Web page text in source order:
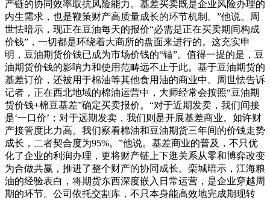
产链的协同效率取抗风险能力。基差买卖既是企业风险办理的
内生需求，也是鞭策财产高质量成长的环节机制。”他说。周
世怯暗示，现正在豆油每天的报价“必需是正在买卖期间构成
价钱”，一切都是环绕着大商所的盘面来进行的。这充实申
明，豆油期货价钱已成为市场价钱的“锚”。值得一提的是，豆
油期货价钱的影响力和使用范畴远不止于此。基于豆油期货的
基差订价，还被用于棉油等其他食用油的商业中。周世怯告诉
记者，正在西北地域的棉油运营中，大师经常会按照“豆油期
货价钱+棉豆基差”确定买卖报价。“对于近期发卖，我们间接
是‘一口价’；对于远期发卖，我们则是开展基差商业。如许财
产接管度比力高。我们察看棉油和豆油期货三年间的价钱走势
成长，二者契合度为95%。”他说。基差商业的普及，不只优
化了企业的利润办理，更将财产链上下逛关系从零和博弈改变
为合做共赢，推进了整个财产的协同成长。栾城暗示，江海粮
油的经验表白，将期货东西深度嵌入日常运营，是企业穿越周
期的环节。公司依托交割库，不只本身能高效地完成期现转